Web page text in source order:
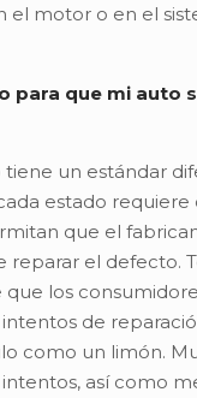
el motor o en el
para que mi auto
tiene un estándar
estado requiere
que el
reparar el defecto.
los
de
como un limón.
así como